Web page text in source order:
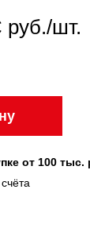
шт.
от 100 тыс.